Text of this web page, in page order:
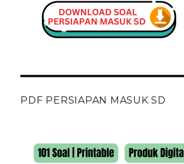
PDF PERSIAPAN MASUK SD